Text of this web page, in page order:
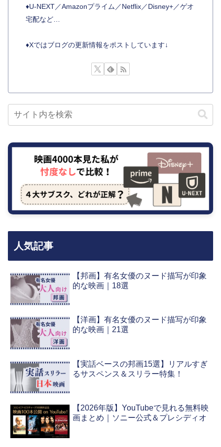
♦︎U-NEXT／Amazonプライム／Netflix／Disney+／ゲオ
宅配など…
♦︎Xではブログの更新情報をポストしています↓
人気記事
【邦画】有名女優のヌード描写が印象
的な映画｜18選
【洋画】有名女優のヌード描写が印象
的な映画｜21選
【実話ベースの邦画15選】リアルすぎ
るサスペンス＆スリラー特集！
【2026年版】YouTubeで見れる無料映
画まとめ｜ソニー公式＆プレシディオ